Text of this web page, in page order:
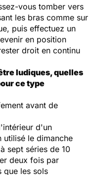
vous tomber vers
les bras comme sur
puis effectuez un
en position
droit en continu
ludiques, quelles
ce type
avant de
d'un
utilisé le dimanche
sept séries de 10
deux fois par
que les sols